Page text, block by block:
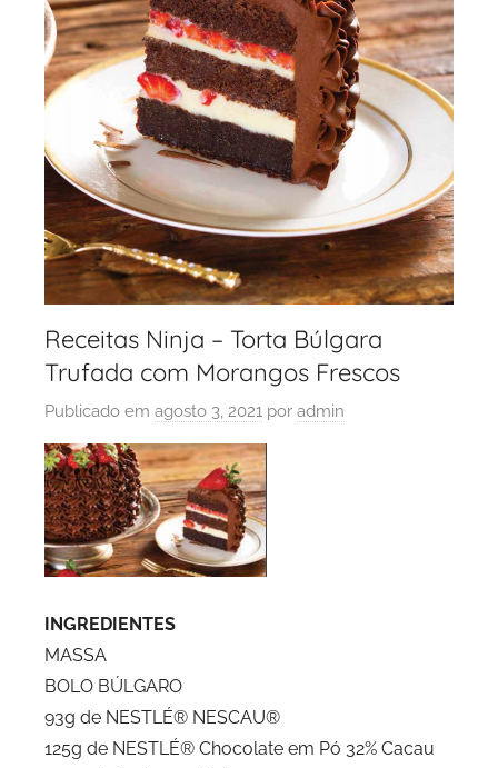
Receitas Ninja – Torta Búlgara
Trufada com Morangos Frescos
Publicado em agosto 3, 2021 por admin
INGREDIENTES
MASSA
BOLO BÚLGARO
93g de NESTLÉ® NESCAU®
125g de NESTLÉ® Chocolate em Pó 32% Cacau